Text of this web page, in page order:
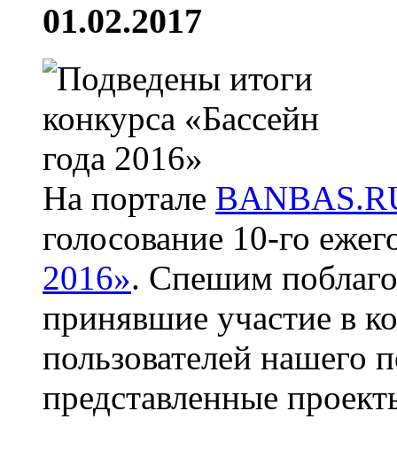
01.02.2017
На портале
голосование 10-го
2016». Спешим
принявшие участие в
пользователей нашего
представленные